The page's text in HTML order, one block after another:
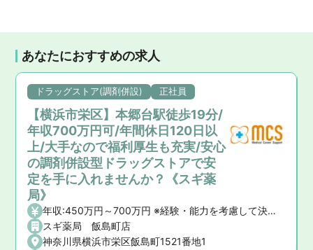
あなたにおすすめの求人
ドラッグストア(調剤併設) 正社員
【横浜市栄区】本郷台駅徒歩19分/
年収700万円可/年間休日120日以
上/大手なので福利厚生も充実/安心
の調剤併設型ドラッグストアで安
定を手に入れませんか？《スギ薬
局》
年収:450万円～700万円 ※経験・能力を考慮して決定いたします。 【昇給】年1回 【賞与】年2回(7月・12月)、業績賞与:年1回(業績連動型) 【諸手当】資格手当、時間外手当、通勤手当、子ども手当等
スギ薬局 飯島町店
神奈川県横浜市栄区飯島町1521番地1